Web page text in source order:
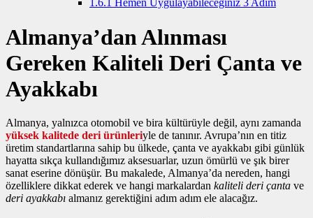
1.6.1 Hemen Uygulayabileceğiniz 3 Adım
Almanya’dan Alınması
Gereken Kaliteli Deri Çanta ve
Ayakkabı
Almanya, yalnızca otomobil ve bira kültürüyle değil, aynı zamanda
yüksek kalitede deri ürünleriyle de tanınır. Avrupa’nın en titiz
üretim standartlarına sahip bu ülkede, çanta ve ayakkabı gibi günlük
hayatta sıkça kullandığımız aksesuarlar, uzun ömürlü ve şık birer
sanat eserine dönüşür. Bu makalede, Almanya’da nereden, hangi
özelliklere dikkat ederek ve hangi markalardan kaliteli deri çanta ve
deri ayakkabı almanız gerektiğini adım adım ele alacağız.